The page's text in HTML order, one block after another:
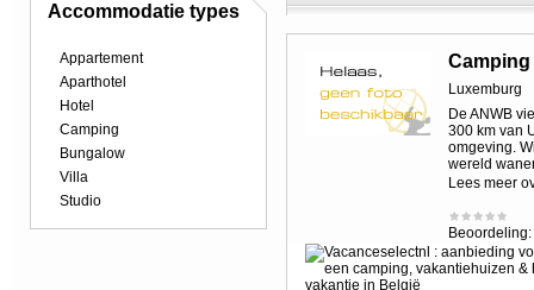
Accommodatie types
Appartement
Aparthotel
Hotel
Camping
Bungalow
Villa
Studio
Luxemburg
De ANWB
300 km van
omgeving.
wereld
Lees meer
Beoordeling: